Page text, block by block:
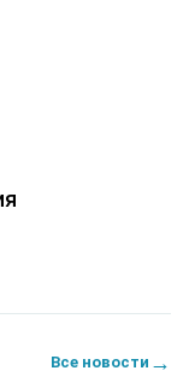
Все новости →